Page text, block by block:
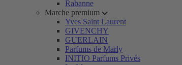
Rabanne
Marche premium
Yves Saint Laurent
GIVENCHY
GUERLAIN
Parfums de Marly
INITIO Parfums Privés